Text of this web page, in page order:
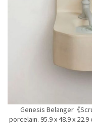
Genesis Belanger《
porcelain. 95.9 x 48.9 x